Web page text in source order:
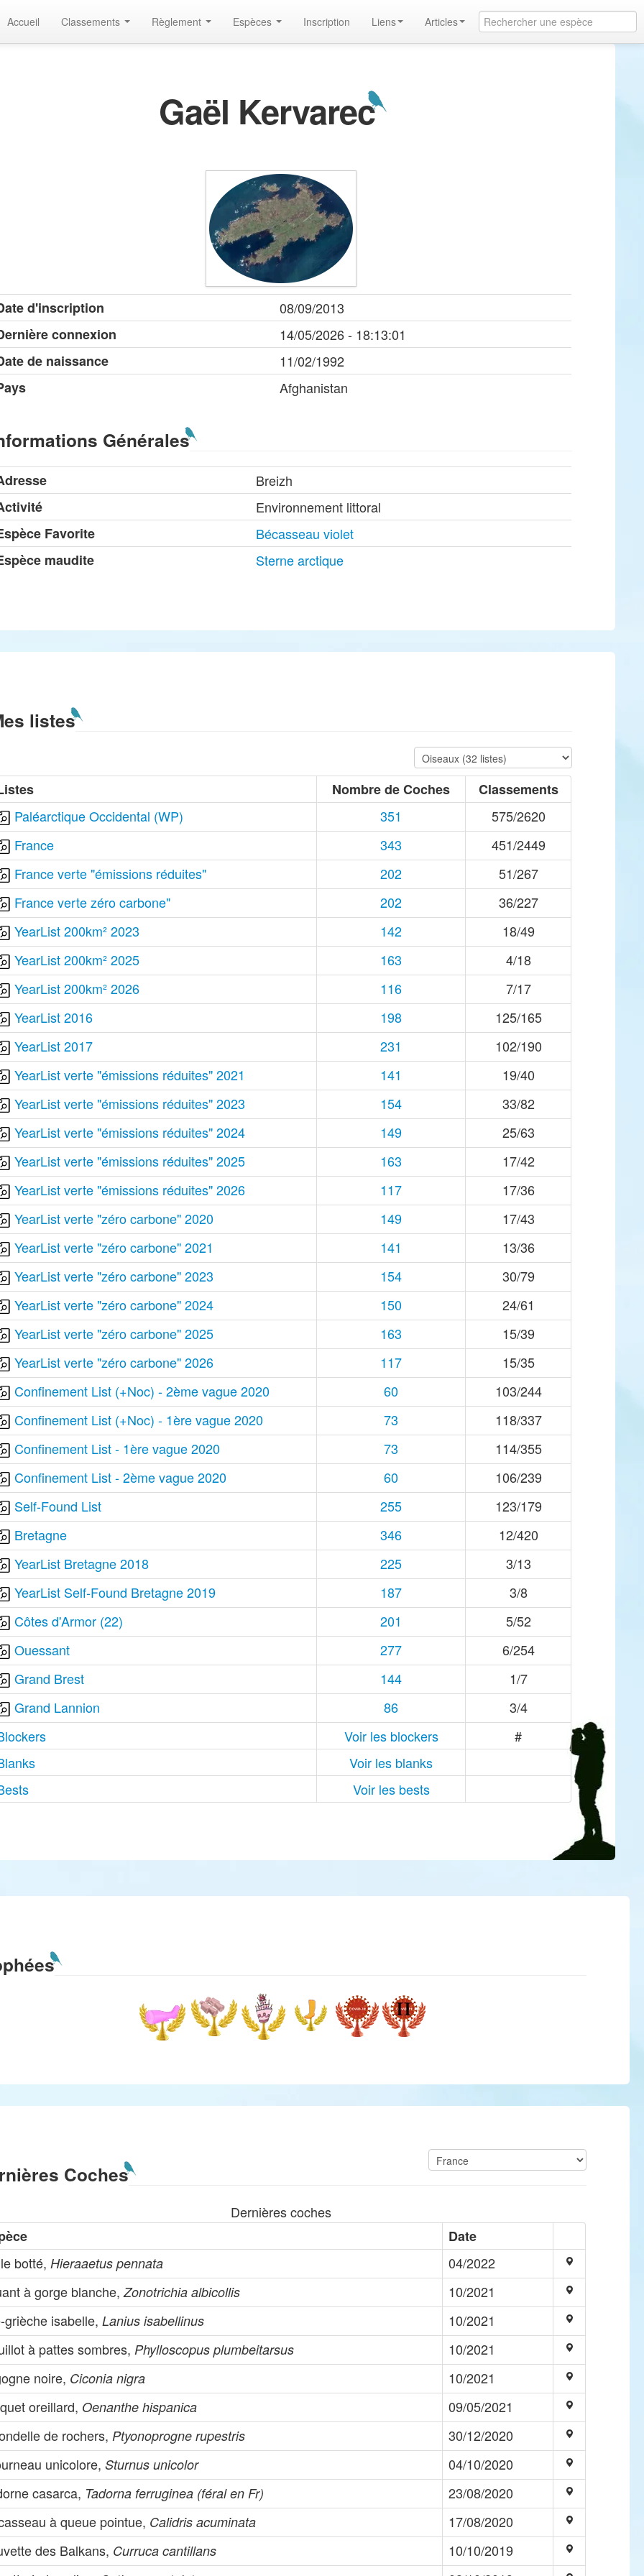
Accueil Classements Règlement Espèces Inscription Liens Articles
Gaël Kervarec
d'inscription
08/09/2013
connexion
14/05/2026 - 18:13:01
de naissance
11/02/1992
Afghanistan
Générales
Breizh
Environnement littoral
Favorite
Bécasseau violet
maudite
Sterne arctique
listes
Nombre de Coches
Classements
Paléarctique Occidental (WP)
351
575/2620
France
343
451/2449
France verte "émissions réduites"
202
51/267
France verte zéro carbone"
202
36/227
YearList 200km² 2023
142
18/49
YearList 200km² 2025
163
4/18
YearList 200km² 2026
116
7/17
YearList 2016
198
125/165
YearList 2017
231
102/190
YearList verte "émissions réduites" 2021
141
19/40
YearList verte "émissions réduites" 2023
154
33/82
YearList verte "émissions réduites" 2024
149
25/63
YearList verte "émissions réduites" 2025
163
17/42
YearList verte "émissions réduites" 2026
117
17/36
YearList verte "zéro carbone" 2020
149
17/43
YearList verte "zéro carbone" 2021
141
13/36
YearList verte "zéro carbone" 2023
154
30/79
YearList verte "zéro carbone" 2024
150
24/61
YearList verte "zéro carbone" 2025
163
15/39
YearList verte "zéro carbone" 2026
117
15/35
Confinement List (+Noc) - 2ème vague 2020
60
103/244
Confinement List (+Noc) - 1ère vague 2020
73
118/337
Confinement List - 1ère vague 2020
73
114/355
Confinement List - 2ème vague 2020
60
106/239
Self-Found List
255
123/179
Bretagne
346
12/420
YearList Bretagne 2018
225
3/13
YearList Self-Found Bretagne 2019
187
3/8
Côtes d'Armor (22)
201
5/52
Ouessant
277
6/254
Grand Brest
144
1/7
Grand Lannion
86
3/4
Voir les blockers
#
Voir les blanks
Voir les bests
Coches
Dernières coches
Date
botté, Hieraaetus pennata
04/2022
à gorge blanche,Zonotrichia albicollis
10/2021
grièche isabelle,Lanius isabellinus
10/2021
à pattes sombres, Phylloscopus plumbeitarsus
10/2021
noire, Ciconia nigra
10/2021
oreillard, Oenanthe hispanica
09/05/2021
de rochers, Ptyonoprogne rupestris
30/12/2020
unicolore,Sturnus unicolor
04/10/2020
casarca, Tadorna ferruginea (féral en Fr)
23/08/2020
à queue pointue, Calidris acuminata
17/08/2020
des Balkans, Curruca cantillans
10/10/2019